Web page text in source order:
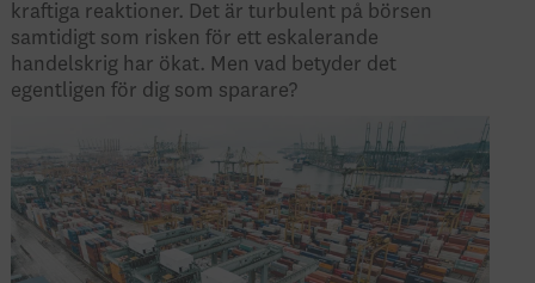
kraftiga reaktioner. Det är turbulent på börsen
samtidigt som risken för ett eskalerande
handelskrig har ökat. Men vad betyder det
egentligen för dig som sparare?